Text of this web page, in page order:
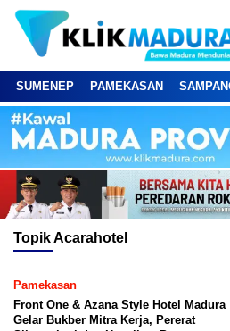
SUMENEP PAMEKASAN
TopikAcarahotel
Pamekasan
Front One & Azana Style Hotel Madura
Gelar Bukber Mitra Kerja, Pererat